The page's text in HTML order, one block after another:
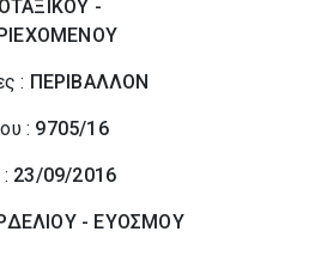
-
: ΠΕΡΙΒΑΛΛΟΝ
: 9705/16
23/09/2016
- ΕΥΟΣΜΟΥ